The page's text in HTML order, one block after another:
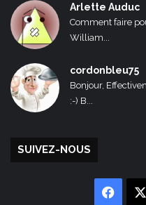
Arlette Auduc
Comment faire
William...
cordonbleu75
Bonjour,
:-) B...
SUIVEZ-NOUS